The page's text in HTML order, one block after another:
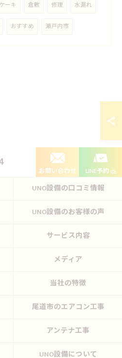
ーキ 倉敷 修理 水漏れ
おすすめ 瀬戸内市
お問い合わせ LINE予約
UNO設備の口コミ情報
UNO設備のお客様の声
サービス内容
メディア
当社の特徴
尾道市のエアコン工事
アンテナ工事
UNO設備について